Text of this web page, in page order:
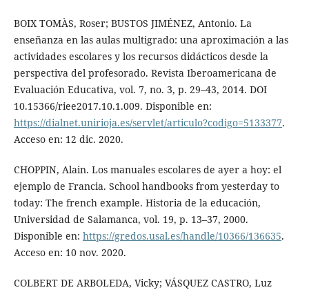
BOIX TOMÀS, Roser; BUSTOS JIMÉNEZ, Antonio. La
enseñanza en las aulas multigrado: una aproximación a las
actividades escolares y los recursos didácticos desde la
perspectiva del profesorado. Revista Iberoamericana de
Evaluación Educativa, vol. 7, no. 3, p. 29–43, 2014. DOI
10.15366/riee2017.10.1.009. Disponible en:
https://dialnet.unirioja.es/servlet/articulo?codigo=5133377.
Acceso en: 12 dic. 2020.
CHOPPIN, Alain. Los manuales escolares de ayer a hoy: el
ejemplo de Francia. School handbooks from yesterday to
today: The french example. Historia de la educación,
Universidad de Salamanca, vol. 19, p. 13–37, 2000.
Disponible en: https://gredos.usal.es/handle/10366/136635.
Acceso en: 10 nov. 2020.
COLBERT DE ARBOLEDA, Vicky; VÁSQUEZ CASTRO, Luz